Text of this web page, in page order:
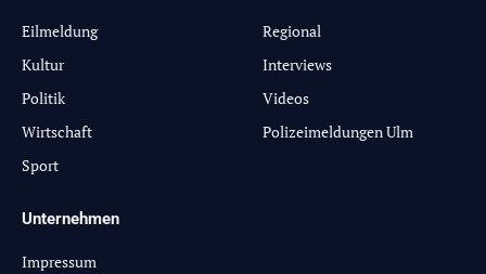
Eilmeldung
Kultur
Politik
Wirtschaft
Sport
Regional
Interviews
Videos
Polizeimeldungen Ulm
Unternehmen
Impressum